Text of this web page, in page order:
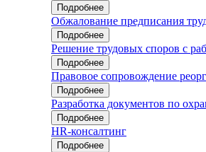
Подробнее
Обжалование предписания
Подробнее
Решение трудовых споров с
Подробнее
Правовое сопровождение
Подробнее
Разработка документов по
Подробнее
HR-консалтинг
Подробнее